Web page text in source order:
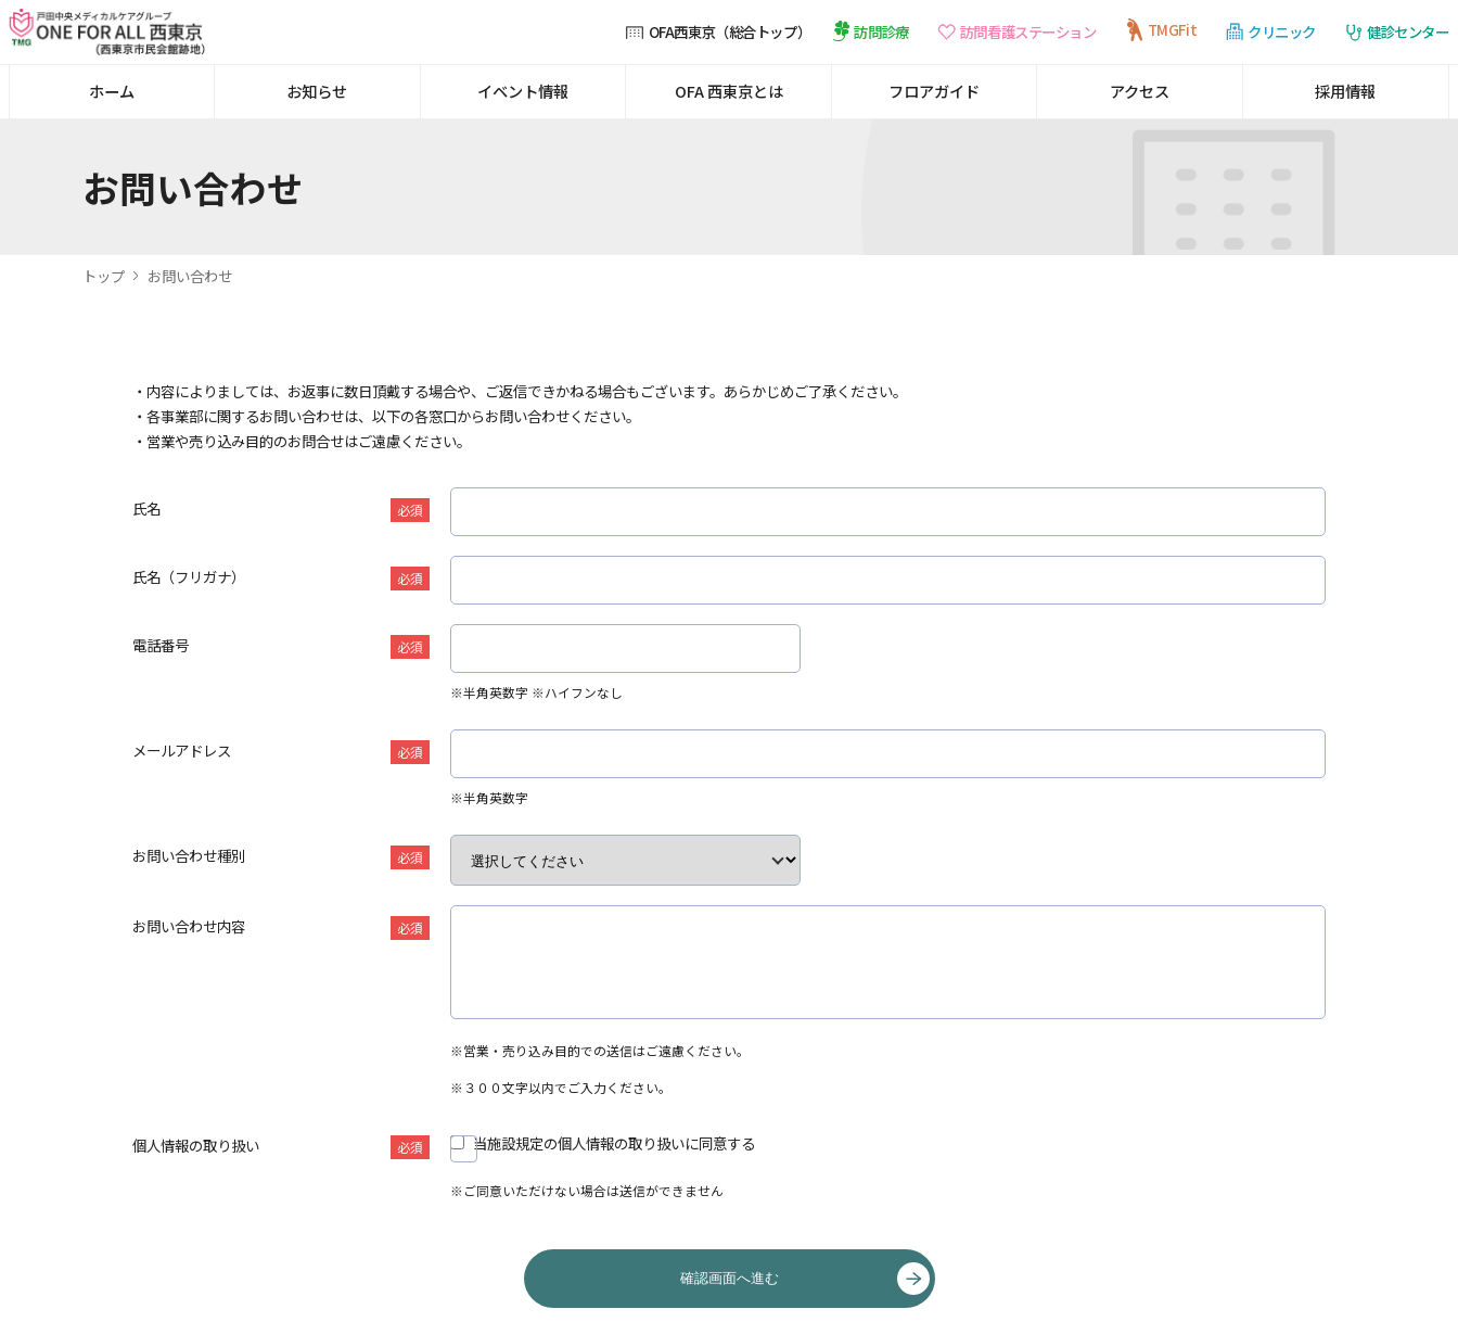
OFA西東京（総合トップ） 訪問診療 訪問看護ステーション TMGFit クリニック 健診センター
ホーム お知らせ イベント情報 OFA 西東京とは フロアガイド アクセス 採用情報
お問い合わせ
トップ お問い合わせ
・内容によりましては、お返事に数日頂戴する場合や、ご返信できかねる場合もございます。あらかじめご了承ください。
・各事業部に関するお問い合わせは、以下の各窓口からお問い合わせください。
・営業や売り込み目的のお問合せはご遠慮ください。
氏名 必須
氏名（フリガナ） 必須
電話番号 必須
※半角英数字 ※ハイフンなし
メールアドレス 必須
※半角英数字
お問い合わせ種別 必須
お問い合わせ内容 必須
※営業・売り込み目的での送信はご遠慮ください。
※３００文字以内でご入力ください。
個人情報の取り扱い 必須 当施設規定の個人情報の取り扱いに同意する
※ご同意いただけない場合は送信ができません